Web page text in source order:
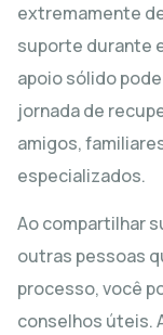
extremamente
suporte durante
apoio sólido
jornada de
amigos,
especializados.
Ao compartilhar
outras pessoas
processo, você
conselhos úteis.